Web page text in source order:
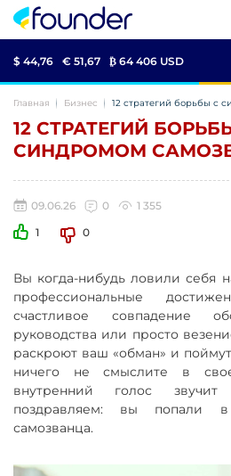
$ 44,76 € 51,67 ₿ 64 406 USD
Главная Бизнес 12 стратегий борьбы с
12 СТРАТЕГИЙ
СИНДРОМОМ
09.06.26 0
1 355
1
0
Вы когда-нибудь ловили себя
профессиональные
счастливое совпадение
руководства или просто
раскроют ваш «обман» и
ничего не смыслите в
внутренний голос
поздравляем: вы попали
самозванца.